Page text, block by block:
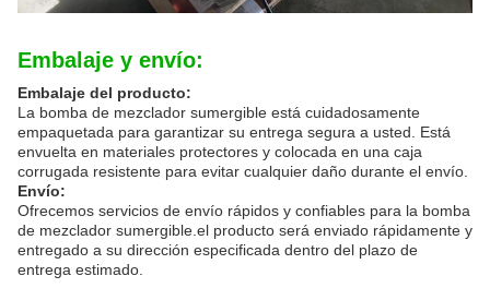
Embalaje y envío:
Embalaje del producto:
La bomba de mezclador sumergible está cuidadosamente
empaquetada para garantizar su entrega segura a usted. Está
envuelta en materiales protectores y colocada en una caja
corrugada resistente para evitar cualquier daño durante el envío.
Envío:
Ofrecemos servicios de envío rápidos y confiables para la bomba
de mezclador sumergible.el producto será enviado rápidamente y
entregado a su dirección especificada dentro del plazo de
entrega estimado.